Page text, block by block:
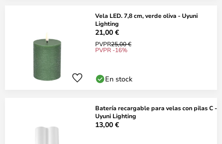
Vela LED. 7,8 cm, verde oliva - Uyuni
Lighting
21,00 €
PVPR25,00 €
PVPR -16%
En stock
Batería recargable para velas con pilas C -
Uyuni Lighting
13,00 €